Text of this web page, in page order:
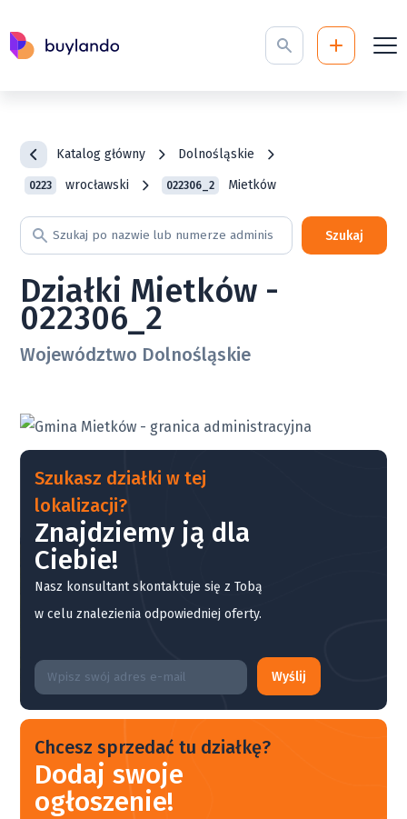
Katalog główny Dolnośląskie
0223 wrocławski 022306_2 Mietków
Szukaj
Działki Mietków -
022306_2
Województwo Dolnośląskie
Szukasz działki w tej
lokalizacji?
Znajdziemy ją dla
Ciebie!
Nasz konsultant skontaktuje się z Tobą
w celu znalezienia odpowiedniej oferty.
Wyślij
Chcesz sprzedać tu działkę?
Dodaj swoje
ogłoszenie!